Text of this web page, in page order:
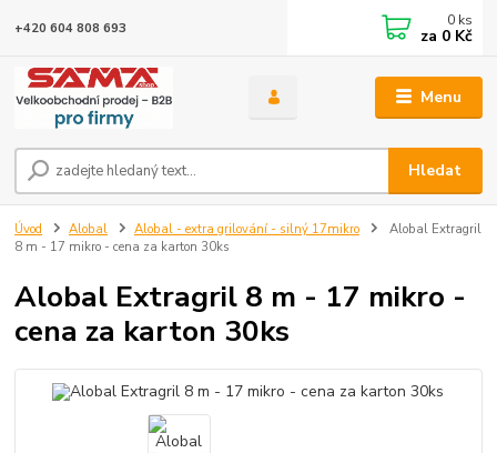
Menu
Hledat
+420 604 808 693 0 ks
za 0 Kč
Úvod Alobal Alobal - extra grilování - silný 17mikro
Alobal Extragril
8 m - 17 mikro - cena za karton 30ks
Alobal Extragril 8 m - 17 mikro -
cena za karton 30ks